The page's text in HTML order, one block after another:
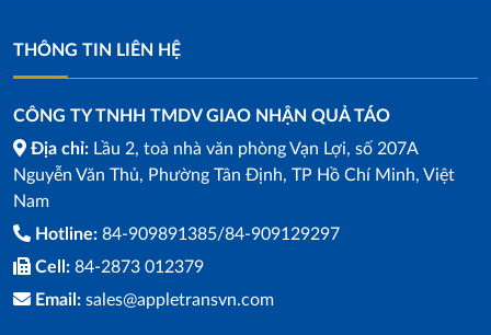
THÔNG TIN LIÊN HỆ
CÔNG TY TNHH TMDV GIAO NHẬN QUẢ TÁO
Địa chỉ: Lầu 2, toà nhà văn phòng Vạn Lợi, số 207A
Nguyễn Văn Thủ, Phường Tân Định, TP Hồ Chí Minh, Việt
Nam
Hotline: 84-909891385/84-909129297
Cell: 84-2873 012379
Email: sales@appletransvn.com